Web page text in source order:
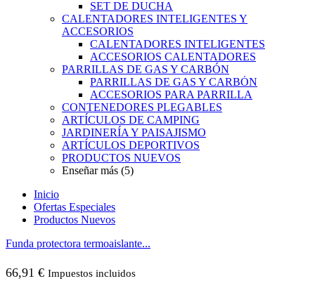
SET DE DUCHA
CALENTADORES INTELIGENTES Y
ACCESORIOS
CALENTADORES INTELIGENTES
ACCESORIOS CALENTADORES
PARRILLAS DE GAS Y CARBÓN
PARRILLAS DE GAS Y CARBÓN
ACCESORIOS PARA PARRILLA
CONTENEDORES PLEGABLES
ARTÍCULOS DE CAMPING
JARDINERÍA Y PAISAJISMO
ARTÍCULOS DEPORTIVOS
PRODUCTOS NUEVOS
Enseñar más (5)
Inicio
Ofertas Especiales
Productos Nuevos
Funda protectora termoaislante...
66,91 € Impuestos incluidos